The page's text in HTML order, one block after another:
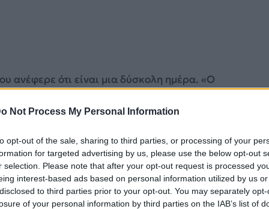
Not Process My Personal Information
opt-out of the sale, sharing to third parties, or processing of your
for targeted advertising by us, please use the below opt-out
selection. Please note that after your opt-out request is processed
interest-based ads based on personal information utilized by us
to third parties prior to your opt-out. You may separately
of your personal information by third parties on the IAB’s list of
ανέφερε ότι είναι μια δύσκολη ημέρα. «Ο
μαζί μας κανονικά. Είναι η σκέψη μας φυσικά